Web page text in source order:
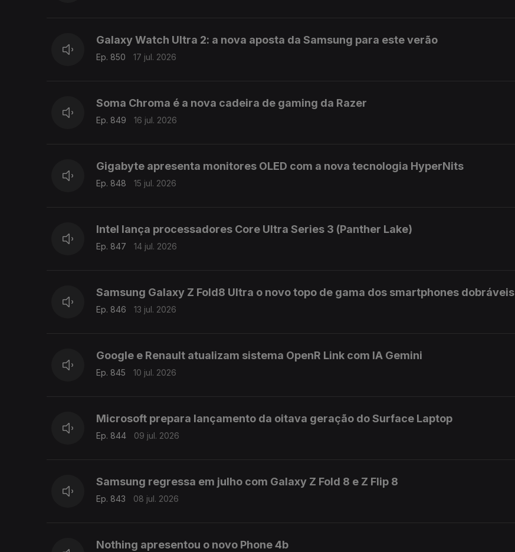
Galaxy Watch Ultra 2: a nova aposta da Samsung para este verão
Ep. 850 17 jul. 2026
Soma Chroma é a nova cadeira de gaming da Razer
Ep. 849 16 jul. 2026
Gigabyte apresenta monitores OLED com a nova tecnologia HyperNits
Ep. 848 15 jul. 2026
Intel lança processadores Core Ultra Series 3 (Panther Lake)
Ep. 847 14 jul. 2026
Samsung Galaxy Z Fold8 Ultra o novo topo de gama dos smartphones dobráveis
Ep. 846 13 jul. 2026
Google e Renault atualizam sistema OpenR Link com IA Gemini
Ep. 845 10 jul. 2026
Microsoft prepara lançamento da oitava geração do Surface Laptop
Ep. 844 09 jul. 2026
Samsung regressa em julho com Galaxy Z Fold 8 e Z Flip 8
Ep. 843 08 jul. 2026
Nothing apresentou o novo Phone 4b